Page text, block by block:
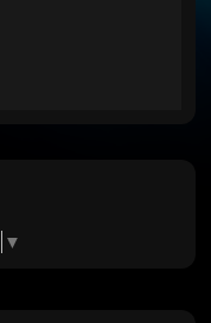
▼